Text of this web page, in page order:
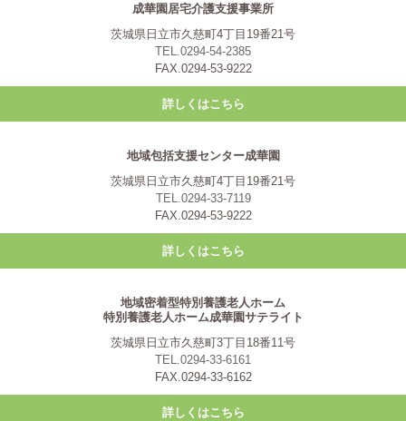
成華園居宅介護支援事業所
茨城県日立市久慈町4丁目19番21号
TEL.0294-54-2385
FAX.0294-53-9222
詳しくはこちら
地域包括支援センター成華園
茨城県日立市久慈町4丁目19番21号
TEL.0294-33-7119
FAX.0294-53-9222
詳しくはこちら
地域密着型特別養護老人ホーム
特別養護老人ホーム成華園サテライト
茨城県日立市久慈町3丁目18番11号
TEL.0294-33-6161
FAX.0294-33-6162
詳しくはこちら